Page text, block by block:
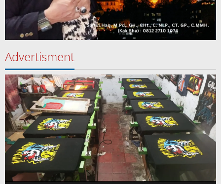
Advertisment